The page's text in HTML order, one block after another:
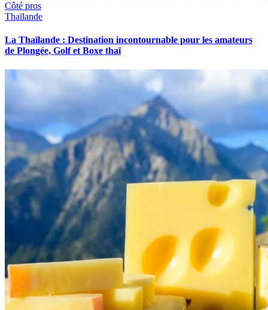
Côté pros
Thaïlande
La Thaïlande : Destination incontournable pour les amateurs
de Plongée, Golf et Boxe thaï